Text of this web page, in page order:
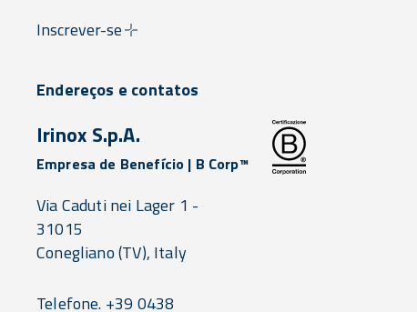
Inscrever-se
Endereços e contatos
Irinox S.p.A.
Empresa de Benefício | B Corp™
Via Caduti nei Lager 1 -
31015
Conegliano(TV), Italy
Telefone. +39 0438